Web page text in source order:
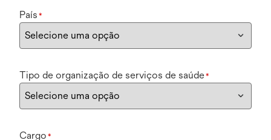
País *
Tipo de organização de serviços de saúde*
Cargo *